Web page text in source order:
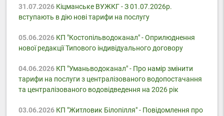
31.07.2026Кіцманське ВУЖКГ - З 01.07.2026р.
вступають в дію нові тарифи на послугу
05.06.2026КП "Костопільводоканал" - Оприлюднення
нової редакції Типового індивідуального договору
04.06.2026КП "Уманьводоканал" - Про намір змінити
тарифи на послуги з централізованого водопостачання
та централізованого водовідведення на 2026 рік
03.06.2026КП "Житловик Білопілля" - Повідомлення про